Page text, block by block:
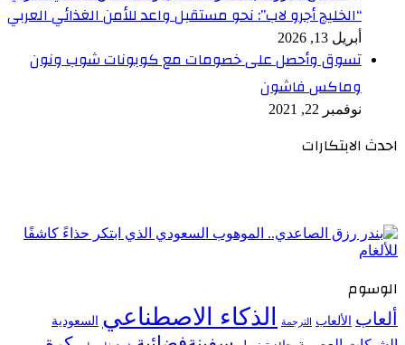
“الخليج أجرو لاب”: نحو مستقبل واعد للأمن الغذائي العربي
أبريل 13, 2026
تسوق وأحصل على خصومات مع كوبونات شوب ونون
وماكس فاشون
نوفمبر 22, 2021
احدث الابتكارات
الوسوم
ألعاب الألعاب الترجمة الذكاء الاصطناعي السعودية